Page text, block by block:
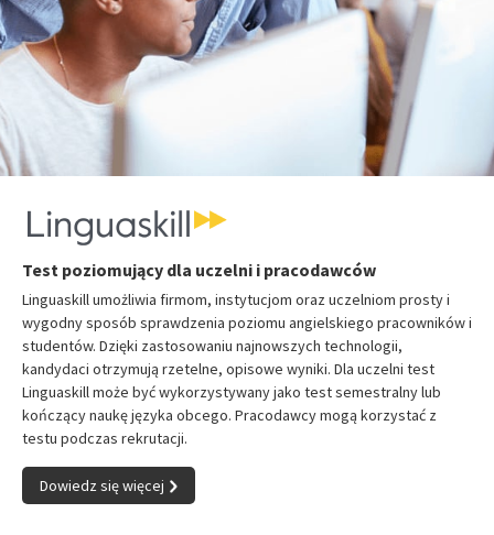
Test poziomujący dla uczelni i pracodawców
Linguaskill umożliwia firmom, instytucjom oraz uczelniom prosty i
wygodny sposób sprawdzenia poziomu angielskiego pracowników i
studentów. Dzięki zastosowaniu najnowszych technologii,
kandydaci otrzymują rzetelne, opisowe wyniki. Dla uczelni test
Linguaskill może być wykorzystywany jako test semestralny lub
kończący naukę języka obcego. Pracodawcy mogą korzystać z
testu podczas rekrutacji.
Dowiedz się więcej